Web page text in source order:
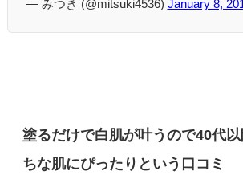
— みつき (@mitsuki4536) January 8,
塗るだけで白肌が叶うので40代
ちな肌にぴったりという口コミ